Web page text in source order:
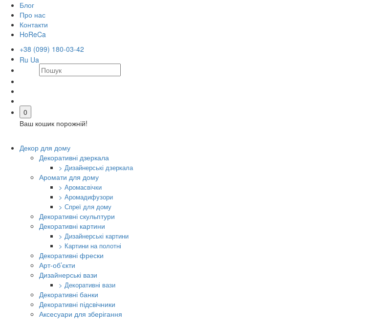
Блог
Про нас
Контакти
HoReCa
+38 (099) 180-03-42
Ru Ua
0
Ваш кошик порожній!
Декор для дому
Декоративні дзеркала
> Дизайнерські дзеркала
Аромати для дому
> Аромасвічки
> Аромадифузори
> Спреї для дому
Декоративні скульптури
Декоративні картини
> Дизайнерські картини
> Картини на полотні
Декоративні фрески
Арт-об’єкти
Дизайнерські вази
> Декоративні вази
Декоративні банки
Декоративні підсвічники
Аксесуари для зберігання